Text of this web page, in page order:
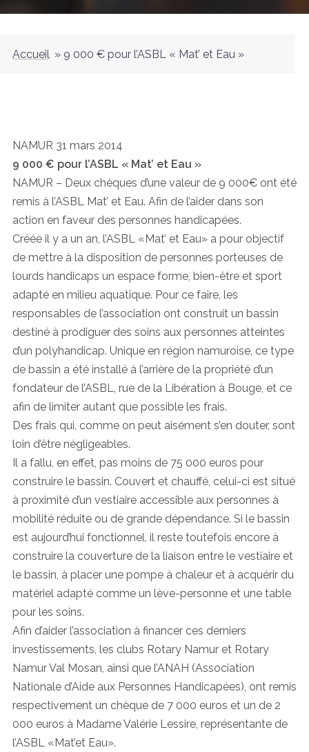
Accueil » 9 000 € pour l’ASBL « Mat’ et Eau »
NAMUR 31 mars 2014
9 000 € pour l’ASBL « Mat’ et Eau »
NAMUR – Deux chèques d’une valeur de 9 000€ ont été
remis à l’ASBL Mat’ et Eau. Afin de l’aider dans son
action en faveur des personnes handicapées.
Créée il y a un an, l’ASBL «Mat’ et Eau» a pour objectif
de mettre à la disposition de personnes porteuses de
lourds handicaps un espace forme, bien-être et sport
adapté en milieu aquatique. Pour ce faire, les
responsables de l’association ont construit un bassin
destiné à prodiguer des soins aux personnes atteintes
d’un polyhandicap. Unique en région namuroise, ce type
de bassin a été installé à l’arrière de la propriété d’un
fondateur de l’ASBL, rue de la Libération à Bouge, et ce
afin de limiter autant que possible les frais.
Des frais qui, comme on peut aisément s’en douter, sont
loin d’être négligeables.
Il a fallu, en effet, pas moins de 75 000 euros pour
construire le bassin. Couvert et chauffé, celui-ci est situé
à proximité d’un vestiaire accessible aux personnes à
mobilité réduite ou de grande dépendance. Si le bassin
est aujourd’hui fonctionnel, il reste toutefois encore à
construire la couverture de la liaison entre le vestiaire et
le bassin, à placer une pompe à chaleur et à acquérir du
matériel adapté comme un lève-personne et une table
pour les soins.
Afin d’aider l’association à financer ces derniers
investissements, les clubs Rotary Namur et Rotary
Namur Val Mosan, ainsi que l’ANAH (Association
Nationale d’Aide aux Personnes Handicapées), ont remis
respectivement un chèque de 7 000 euros et un de 2
000 euros à Madame Valérie Lessire, représentante de
l’ASBL «Mat’et Eau».